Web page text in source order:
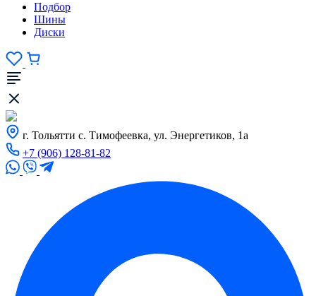
Подбор
Шины
Диски
г. Тольятти с. Тимофеевка, ул. Энергетиков, 1а
+7 (906) 128-81-82